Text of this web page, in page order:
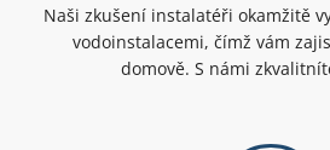
Naši zkušení instalatéři okamžitě
vodoinstalacemi, čímž vám
domově. S námi